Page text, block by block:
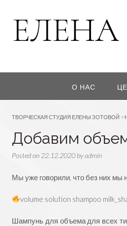
О НАС
ТВОРЧЕСКАЯ СТУДИЯ ЕЛЕНЫ ЗОТОВОЙ >
Добавим
Posted on 22.12.2020 byadmin
Мы уже говорили, что без них мы
volume solution shampoo
Шампунь для объема для всех